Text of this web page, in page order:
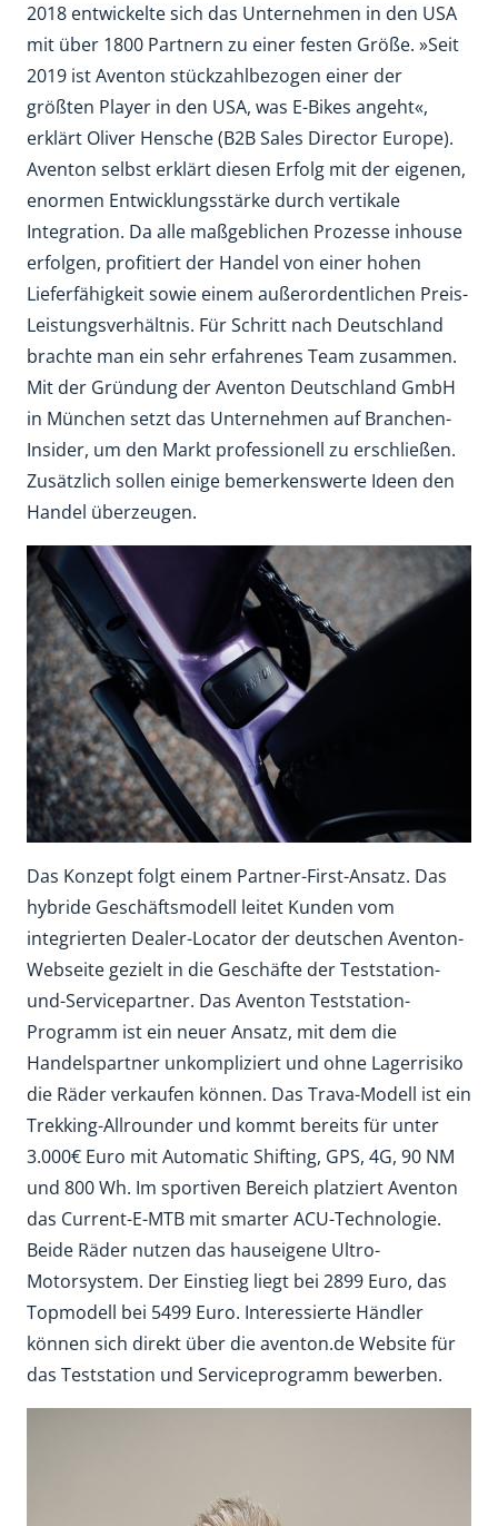
2018 entwickelte sich das Unternehmen in den USA
mit über 1800 Partnern zu einer festen Größe. »Seit
2019 ist Aventon stückzahlbezogen einer der
größten Player in den USA, was E-Bikes angeht«,
erklärt Oliver Hensche (B2B Sales Director Europe).
Aventon selbst erklärt diesen Erfolg mit der eigenen,
enormen Entwicklungsstärke durch vertikale
Integration. Da alle maßgeblichen Prozesse inhouse
erfolgen, profitiert der Handel von einer hohen
Lieferfähigkeit sowie einem außerordentlichen Preis-
Leistungsverhältnis. Für Schritt nach Deutschland
brachte man ein sehr erfahrenes Team zusammen.
Mit der Gründung der Aventon Deutschland GmbH
in München setzt das Unternehmen auf Branchen-
Insider, um den Markt professionell zu erschließen.
Zusätzlich sollen einige bemerkenswerte Ideen den
Handel überzeugen.
Das Konzept folgt einem Partner-First-Ansatz. Das
hybride Geschäftsmodell leitet Kunden vom
integrierten Dealer-Locator der deutschen Aventon-
Webseite gezielt in die Geschäfte der Teststation-
und-Servicepartner. Das Aventon Teststation-
Programm ist ein neuer Ansatz, mit dem die
Handelspartner unkompliziert und ohne Lagerrisiko
die Räder verkaufen können. Das Trava-Modell ist ein
Trekking-Allrounder und kommt bereits für unter
3.000€ Euro mit Automatic Shifting, GPS, 4G, 90 NM
und 800 Wh. Im sportiven Bereich platziert Aventon
das Current-E-MTB mit smarter ACU-Technologie.
Beide Räder nutzen das hauseigene Ultro-
Motorsystem. Der Einstieg liegt bei 2899 Euro, das
Topmodell bei 5499 Euro. Interessierte Händler
können sich direkt über die aventon.de Website für
das Teststation und Serviceprogramm bewerben.